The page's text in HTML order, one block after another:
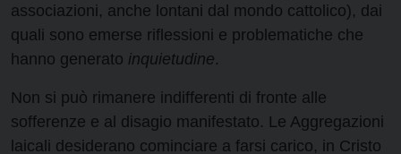
associazioni, anche lontani dal mondo cattolico), dai
quali sono emerse riflessioni e problematiche che
hanno generato inquietudine.
Non si può rimanere indifferenti di fronte alle
sofferenze e al disagio manifestato. Le Aggregazioni
laicali desiderano cominciare a farsi carico, in Cristo